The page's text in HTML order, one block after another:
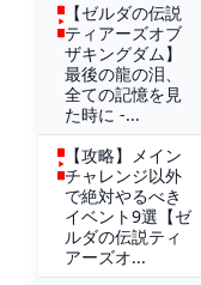
【ゼルダの伝説
ティアーズオブ
ザキングダム】
最後の龍の泪、
全ての記憶を見
た時に -...
【攻略】メイン
チャレンジ以外
で絶対やるべき
イベント9選【ゼ
ルダの伝説ティ
アーズオ...